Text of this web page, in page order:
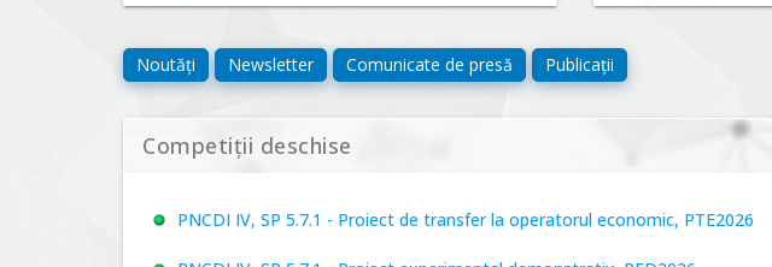
Noutăți Newsletter Comunicate de presă Publicații
Competiții deschise
PNCDI IV, SP 5.7.1 - Proiect de transfer la operatorul economic, PTE2026